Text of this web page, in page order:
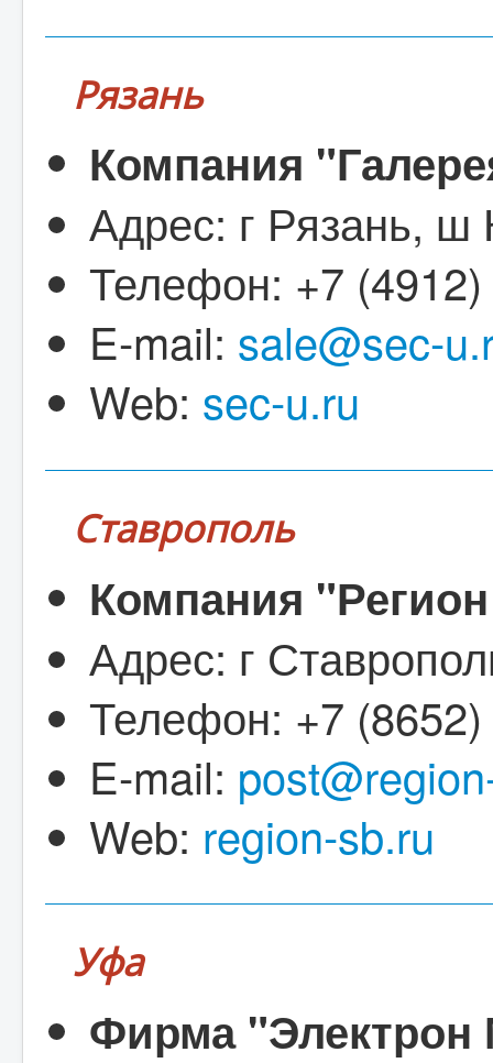
Рязань
Компания
Адрес: г Рязань, ш
Телефон: +7
E-mail: sale@sec-
Web: sec-u.ru
Ставрополь
Компания
Адрес: г
Телефон: +7
E-mail:
Web: region-sb.ru
Уфа
Фирма "Электрон